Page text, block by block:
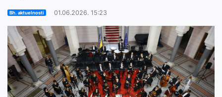
Bh. aktuelnosti 01.06.2026. 15:23